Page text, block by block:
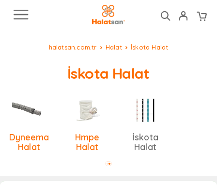
halatsan.com.tr Halat İskota Halat
İskota Halat
Dyneema
Halat
Hmpe
Halat
İskota
Halat